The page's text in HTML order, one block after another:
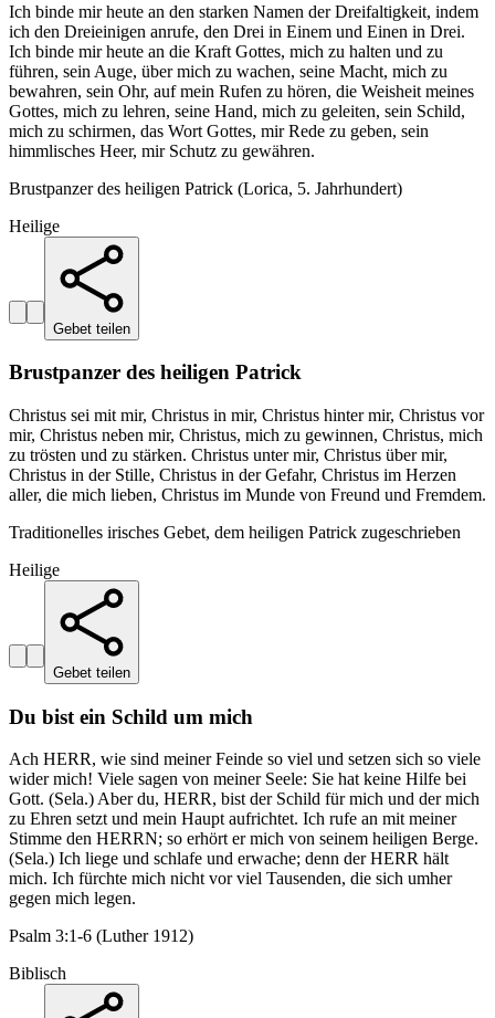
Ich binde mir heute an den starken Namen der Dreifaltigkeit, indem
ich den Dreieinigen anrufe, den Drei in Einem und Einen in Drei.
Ich binde mir heute an die Kraft Gottes, mich zu halten und zu
führen, sein Auge, über mich zu wachen, seine Macht, mich zu
bewahren, sein Ohr, auf mein Rufen zu hören, die Weisheit meines
Gottes, mich zu lehren, seine Hand, mich zu geleiten, sein Schild,
mich zu schirmen, das Wort Gottes, mir Rede zu geben, sein
himmlisches Heer, mir Schutz zu gewähren.
Brustpanzer des heiligen Patrick (Lorica, 5. Jahrhundert)
Heilige
Gebet teilen
Brustpanzer des heiligen Patrick
Christus sei mit mir, Christus in mir, Christus hinter mir, Christus vor
mir, Christus neben mir, Christus, mich zu gewinnen, Christus, mich
zu trösten und zu stärken. Christus unter mir, Christus über mir,
Christus in der Stille, Christus in der Gefahr, Christus im Herzen
aller, die mich lieben, Christus im Munde von Freund und Fremdem.
Traditionelles irisches Gebet, dem heiligen Patrick zugeschrieben
Heilige
Gebet teilen
Du bist ein Schild um mich
Ach HERR, wie sind meiner Feinde so viel und setzen sich so viele
wider mich! Viele sagen von meiner Seele: Sie hat keine Hilfe bei
Gott. (Sela.) Aber du, HERR, bist der Schild für mich und der mich
zu Ehren setzt und mein Haupt aufrichtet. Ich rufe an mit meiner
Stimme den HERRN; so erhört er mich von seinem heiligen Berge.
(Sela.) Ich liege und schlafe und erwache; denn der HERR hält
mich. Ich fürchte mich nicht vor viel Tausenden, die sich umher
gegen mich legen.
Psalm 3:1-6 (Luther 1912)
Biblisch